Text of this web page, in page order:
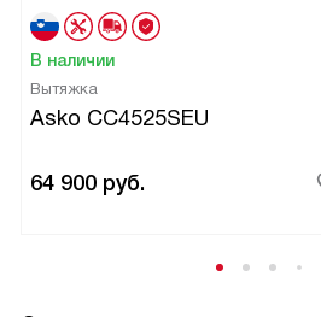
В наличии
Вытяжка
Asko CC4525SEU
64 900 руб.